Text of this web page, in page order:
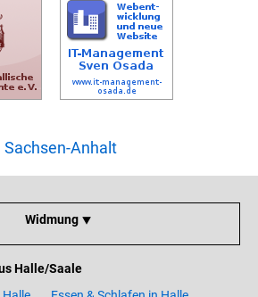
Sachsen-Anhalt
Widmung ⯆
Halle/Saale